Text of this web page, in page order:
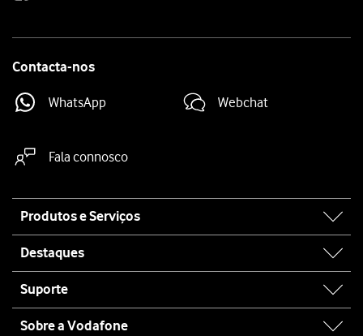
Contacta-nos
WhatsApp Webchat
Fala connosco
map
Produtos e Serviços
Destaques
Suporte
Sobre a Vodafone